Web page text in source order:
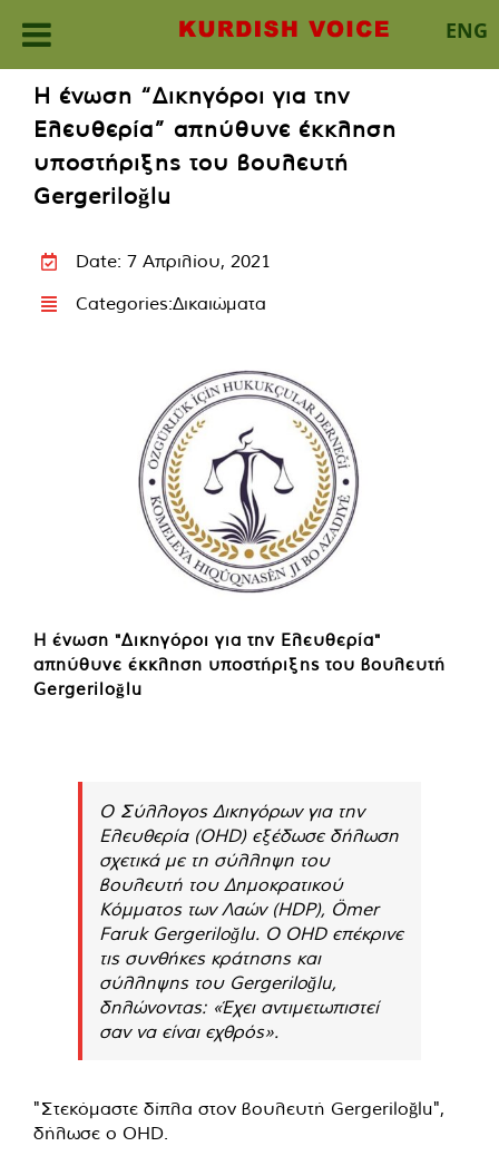
ENG
content
Η ένωση “Δικηγόροι για την
Ελευθερία” απηύθυνε έκκληση
υποστήριξης του βουλευτή
Gergeriloğlu
Date: 7 Απριλίου, 2021
Categories:Δικαιώματα
Η ένωση "Δικηγόροι για την Ελευθερία"
απηύθυνε έκκληση υποστήριξης του βουλευτή
Gergeriloğlu
Ο Σύλλογος Δικηγόρων για την
Ελευθερία (OHD) εξέδωσε δήλωση
σχετικά με τη σύλληψη του
βουλευτή του Δημοκρατικού
Κόμματος των Λαών (HDP), Ömer
Faruk Gergeriloğlu. Ο OHD επέκρινε
τις συνθήκες κράτησης και
σύλληψης του Gergeriloğlu,
δηλώνοντας: «Έχει αντιμετωπιστεί
σαν να είναι εχθρός».
"Στεκόμαστε δίπλα στον βουλευτή Gergeriloğlu",
δήλωσε ο OHD.